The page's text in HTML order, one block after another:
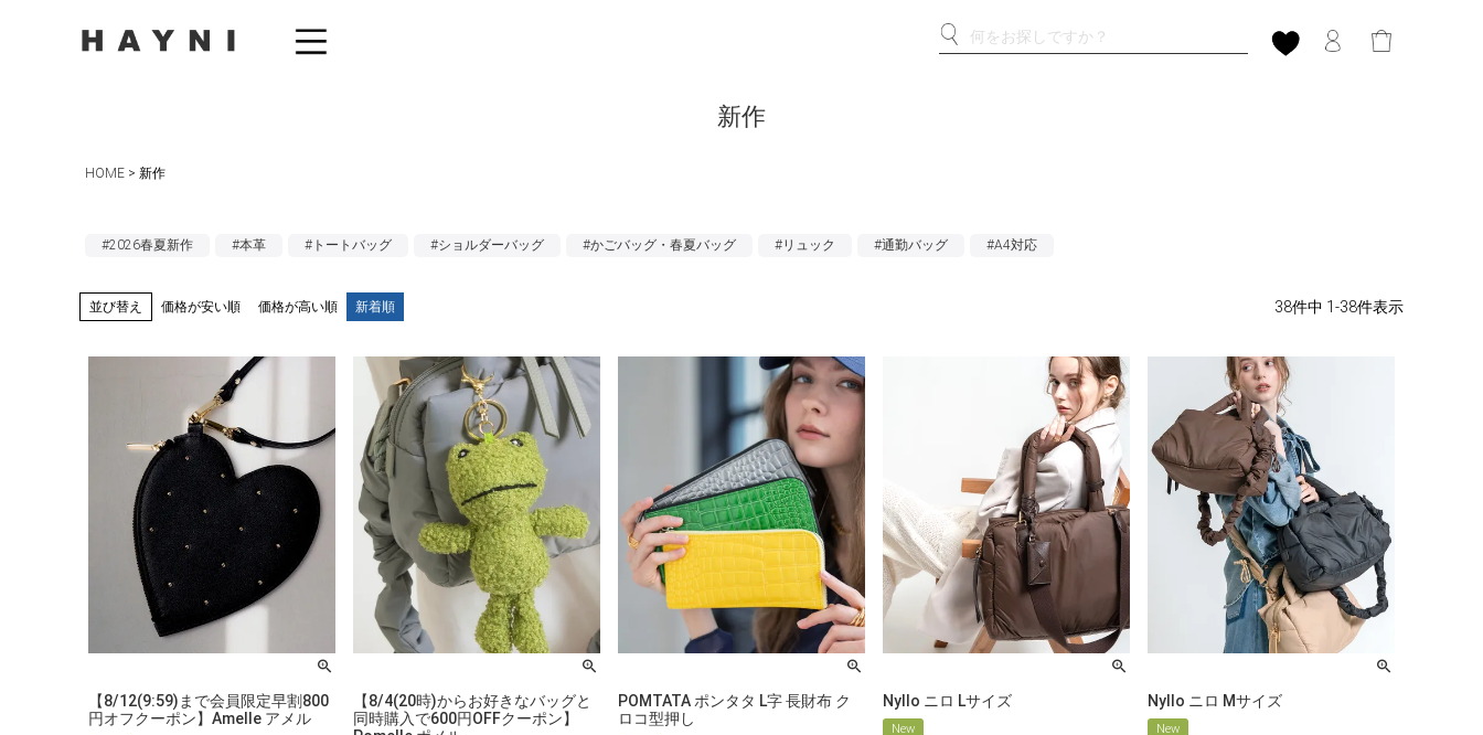
新作
HOME 新作
#2026春夏新作 #本革 #トートバッグ #ショルダーバッグ #かごバッグ・春夏バッグ #リュック #通勤バッグ #A4対応
並び替え 価格が安い順 価格が高い順 新着順 38件中 1-38件表示
【8/12(9:59)まで会員限定早割800
円オフクーポン】Amelle アメル
【8/4(20時)からお好きなバッグと
同時購入で600円OFFクーポン】
POMTATA ポンタタ L字 長財布 ク
ロコ型押し
Nyllo ニロ Lサイズ
New
Nyllo ニロ Mサイズ
New